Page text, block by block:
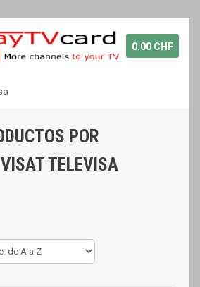
0.00 CHF
POR
TELEVISA